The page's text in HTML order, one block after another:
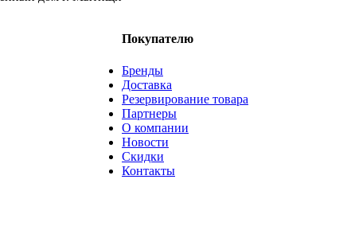
Покупателю
Бренды
Доставка
Резервирование товара
Партнеры
О компании
Новости
Скидки
Контакты